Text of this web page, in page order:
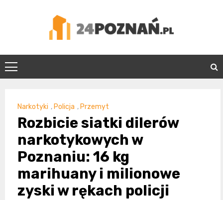
24Poznań.pl
Narkotyki , Policja , Przemyt
Rozbicie siatki dilerów
narkotykowych w
Poznaniu: 16 kg
marihuany i milionowe
zyski w rękach policji